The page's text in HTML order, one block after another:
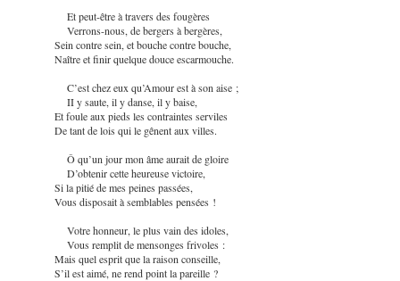
Et peut-être à travers des fougères
Verrons-nous, de bergers à bergères,
Sein contre sein, et bouche contre bouche,
Naître et finir quelque douce escarmouche.
C’est chez eux qu’Amour est à son aise ;
II y saute, il y danse, il y baise,
Et foule aux pieds les contraintes serviles
De tant de lois qui le gênent aux villes.
Ô qu’un jour mon âme aurait de gloire
D’obtenir cette heureuse victoire,
Si la pitié de mes peines passées,
Vous disposait à semblables pensées !
Votre honneur, le plus vain des idoles,
Vous remplit de mensonges frivoles :
Mais quel esprit que la raison conseille,
S’il est aimé, ne rend point la pareille ?